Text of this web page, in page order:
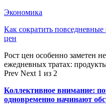
Экономика
Как сократить
цен
Рост цен особенно заметен
ежедневных тратах:
Prev Next 1 из 2
Коллективное внимание:
одновременно начинают